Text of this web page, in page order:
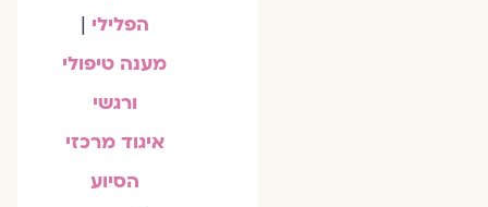
הפלילי|
מענה טיפולי
ורגשי
איגוד מרכזי
הסיוע